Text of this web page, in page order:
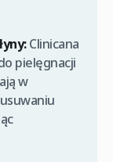
Clinicana
pielęgnacji
w